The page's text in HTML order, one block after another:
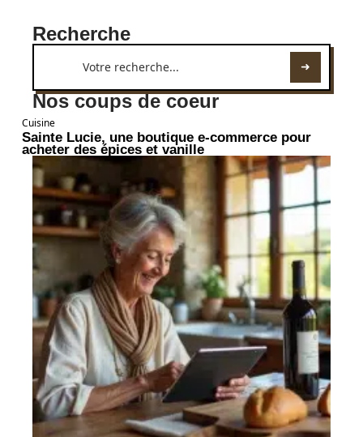
Recherche
Nos coups de coeur
Cuisine
Sainte Lucie, une boutique e-commerce pour
acheter des épices et vanille